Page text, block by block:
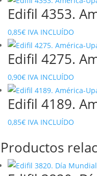
Edifil 4353.
0,85€ IVA INCLUÍDO
Edifil 4275.
0,90€ IVA INCLUÍDO
Edifil 4189.
0,85€ IVA INCLUÍDO
Productos